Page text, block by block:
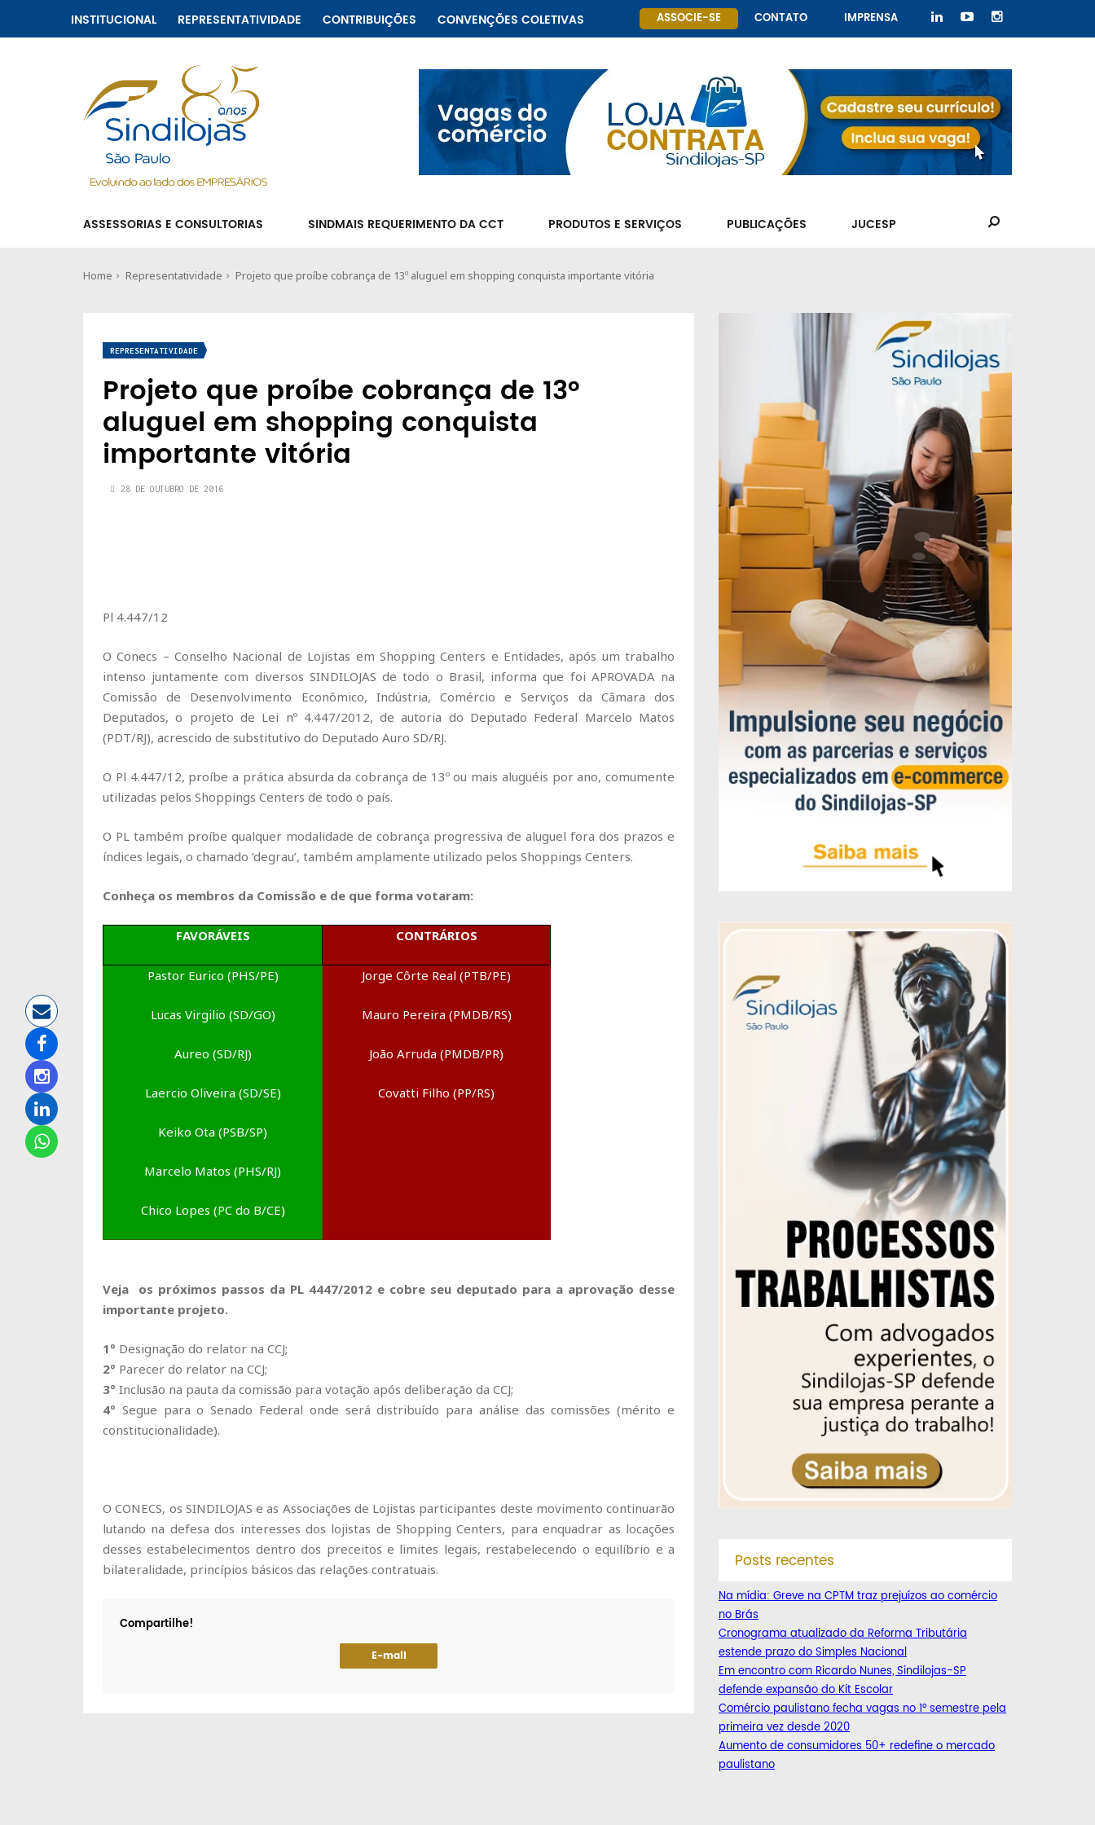
INSTITUCIONAL REPRESENTATIVIDADE CONTRIBUIÇÕES CONVENÇÕES COLETIVAS ASSOCIE-SE CONTATO IMPRENSA
ASSESSORIAS E CONSULTORIAS SINDMAIS REQUERIMENTO DA CCT PRODUTOS E SERVIÇOS PUBLICAÇÕES JUCESP
Home Representatividade Projeto que proíbe cobrança de 13º aluguel em shopping conquista importante vitória
REPRESENTATIVIDADE
Projeto que proíbe cobrança de 13º
aluguel em shopping conquista
importante vitória
28 DE OUTUBRO DE 2016
Pl 4.447/12
O Conecs – Conselho Nacional de Lojistas em Shopping Centers e Entidades, após um trabalho
intenso juntamente com diversos SINDILOJAS de todo o Brasil, informa que foi APROVADA na
Comissão de Desenvolvimento Econômico, Indústria, Comércio e Serviços da Câmara dos
Deputados, o projeto de Lei nº 4.447/2012, de autoria do Deputado Federal Marcelo Matos
(PDT/RJ), acrescido de substitutivo do Deputado Auro SD/RJ.
O Pl 4.447/12, proíbe a prática absurda da cobrança de 13º ou mais aluguéis por ano, comumente
utilizadas pelos Shoppings Centers de todo o país.
O PL também proíbe qualquer modalidade de cobrança progressiva de aluguel fora dos prazos e
índices legais, o chamado ‘degrau’, também amplamente utilizado pelos Shoppings Centers.
Conheça os membros da Comissão e de que forma votaram:
FAVORÁVEIS CONTRÁRIOS
Pastor Eurico (PHS/PE)
Lucas Virgilio (SD/GO)
Aureo (SD/RJ)
Laercio Oliveira (SD/SE)
Keiko Ota (PSB/SP)
Marcelo Matos (PHS/RJ)
Chico Lopes (PC do B/CE)
Jorge Côrte Real (PTB/PE)
Mauro Pereira (PMDB/RS)
João Arruda (PMDB/PR)
Covatti Filho (PP/RS)
Veja os próximos passos da PL 4447/2012 e cobre seu deputado para a aprovação desse
importante projeto.
1º Designação do relator na CCJ;
2º Parecer do relator na CCJ;
3º Inclusão na pauta da comissão para votação após deliberação da CCJ;
4º Segue para o Senado Federal onde será distribuído para análise das comissões (mérito e
constitucionalidade).
O CONECS, os SINDILOJAS e as Associações de Lojistas participantes deste movimento continuarão
lutando na defesa dos interesses dos lojistas de Shopping Centers, para enquadrar as locações
desses estabelecimentos dentro dos preceitos e limites legais, restabelecendo o equilíbrio e a
bilateralidade, princípios básicos das relações contratuais.
Compartilhe!
E-mail
Posts recentes
Na mídia: Greve na CPTM traz prejuízos ao comércio
no Brás
Cronograma atualizado da Reforma Tributária
estende prazo do Simples Nacional
Em encontro com Ricardo Nunes, Sindilojas-SP
defende expansão do Kit Escolar
Comércio paulistano fecha vagas no 1° semestre pela
primeira vez desde 2020
Aumento de consumidores 50+ redefine o mercado
paulistano